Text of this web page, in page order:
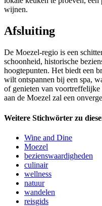
wijnen.
Afsluiting
De Moezel-regio is een
schoonheid, historische
hoogtepunten. Het biedt een
wilt ontspannen bij een spa,
of genieten van
aan de Moezel zal een
Weitere Stichwörter zu
Wine and Dine
Moezel
bezienswaardigheden
culinair
wellness
natuur
wandelen
reisgids